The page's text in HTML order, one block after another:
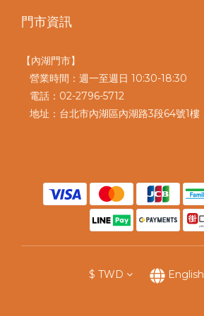
門市資訊
【內湖門市】
營業時間：週一至週日 10:30-18:30
電話：02-2796-5712
地址：台北市內湖區內湖路3段64號1樓
$ TWD English